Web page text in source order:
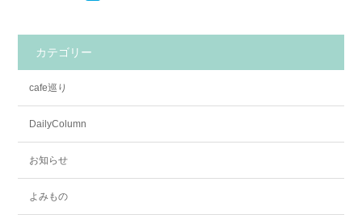
カテゴリー
cafe巡り
DailyColumn
お知らせ
よみもの